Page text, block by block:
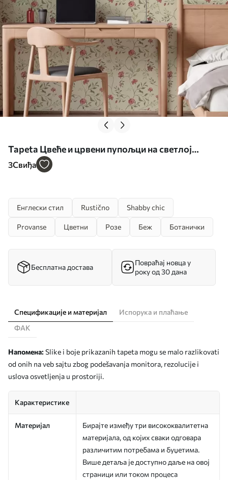
Tapeta Цвеће и црвени пупољци на светлој
позадини бр. a00114
3Свиђа
Енглески стил Rustično Shabby chic
Provanse Цветни Розе Беж Ботанички
Бесплатна достава
Повраћај новца у
року од 30 дана
Спецификације и материјал
Испорука и плаћање
ФАК
Напомена: Slike i boje prikazanih tapeta mogu se malo razlikovati
od onih na veb sajtu zbog podešavanja monitora, rezolucije i
uslova osvetljenja u prostoriji.
Карактеристике
Материјал
Бирајте између три висококвалитетна
материјала, од којих сваки одговара
различитим потребама и буџетима.
Више детаља је доступно даље на овој
страници или током процеса